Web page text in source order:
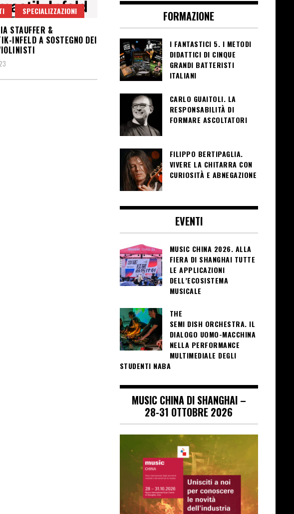
SPECIALIZZAZIONI
STAUFFER &
INFELD A SOSTEGNO DEI
FORMAZIONE
I FANTASTICI 5. I METODI
DIDATTICI DI CINQUE
GRANDI BATTERISTI
ITALIANI
CARLO GUAITOLI. LA
RESPONSABILITÀ DI
FORMARE ASCOLTATORI
FILIPPO BERTIPAGLIA.
VIVERE LA CHITARRA CON
CURIOSITÀ E ABNEGAZIONE
EVENTI
MUSIC CHINA 2026. ALLA
FIERA DI SHANGHAI TUTTE
LE APPLICAZIONI
DELL’ECOSISTEMA
MUSICALE
THE
SEMI DISH ORCHESTRA. IL
DIALOGO UOMO-MACCHINA
NELLA PERFORMANCE
MULTIMEDIALE DEGLI
STUDENTI NABA
MUSIC CHINA DI SHANGHAI –
28-31 OTTOBRE 2026